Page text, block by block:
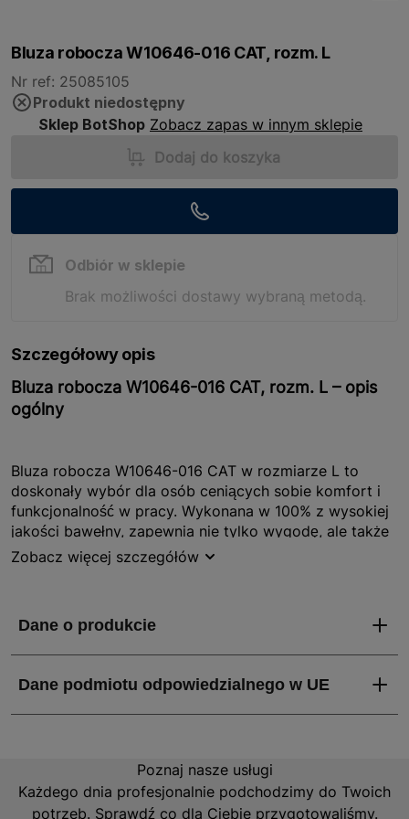
Bluza robocza W10646-016 CAT, rozm. L
Nr ref: 25085105
Produkt niedostępny
Sklep BotShop Zobacz zapas w innym sklepie
Dodaj do koszyka
Odbiór w sklepie
Brak możliwości dostawy wybraną metodą.
Szczegółowy opis
Bluza robocza W10646-016 CAT, rozm. L – opis
ogólny
Bluza robocza W10646-016 CAT w rozmiarze L to
doskonały wybór dla osób ceniących sobie komfort i
funkcjonalność w pracy. Wykonana w 100% z wysokiej
jakości bawełny, zapewnia nie tylko wygodę, ale także
trwałość, co jest kluczowe w wymagających warunkach
roboczych. Gramatura materiału wynosząca 360 g/m²
które dodaje jej stylowego wyglądu. Bluza posiada
praktyczną przednią kieszeń typu kangur oraz
dopasowanie i ochronę przed chłodem.
Zobacz więcej szczegółów
Poznaj nasze usługi
Każdego dnia profesjonalnie podchodzimy do Twoich
potrzeb. Sprawdź co dla Ciebie przygotowaliśmy.